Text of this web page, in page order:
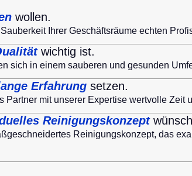
wollen.
Ihrer Geschäftsräume echten
wichtig ist.
sich in einem sauberen und gesunden
Erfahrung setzen.
Partner mit unserer Expertise wertvolle Zeit
Reinigungskonzept
Reinigungskonzept, das